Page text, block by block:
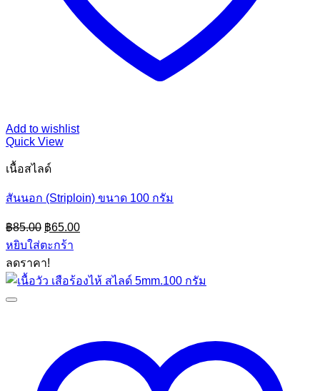
Add to wishlist
Quick View
เนื้อสไลด์
สันนอก (Striploin) ขนาด 100 กรัม
฿85.00 Original
price
was:
฿85.00.
฿65.00Current
price
หยิบใส่ตะกร้า
ลดราคา!